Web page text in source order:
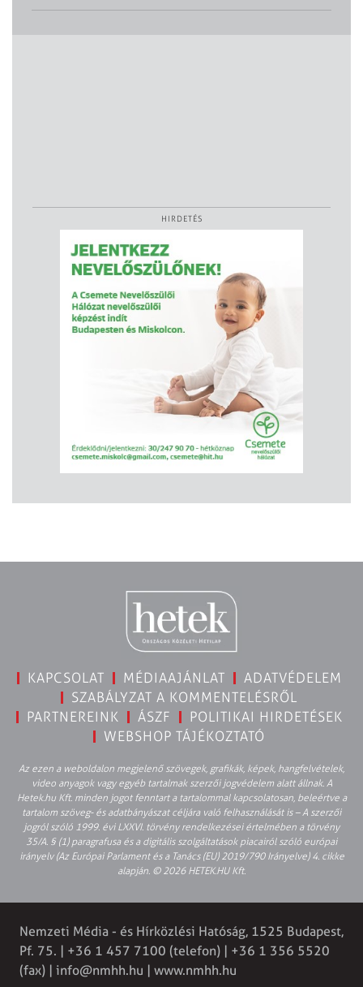
HIRDETÉS
KAPCSOLAT MÉDIAAJÁNLAT
ADATVÉDELEM
SZABÁLYZAT A KOMMENTELÉSRŐL
PARTNEREINK
ÁSZF
POLITIKAI HIRDETÉSEK
WEBSHOP TÁJÉKOZTATÓ
Az ezen a weboldalon megjelenő szövegek, grafikák, képek, hangfelvételek,
video anyagok vagy egyéb tartalmak szerzői jogvédelem alatt állnak. A
Hetek.hu Kft. minden jogot fenntart a tartalommal kapcsolatosan, beleértve a
tartalom szöveg- és adatbányászat céljára való felhasználását is – A szerzői
jogról szóló 1999. évi LXXVI. törvény rendelkezései értelmében a törvény
35/A. § (1) paragrafusa és a digitális szolgáltatások piacairól szóló európai
irányelv (Az Európai Parlament és a Tanács (EU) 2019/790 Irányelve) 4. cikke
alapján. © 2026 HETEK.HU Kft.
Nemzeti Média - és Hírközlési Hatóság, 1525 Budapest,
Pf. 75. | +36 1 457 7100 (telefon) | +36 1 356 5520
(fax) | info@nmhh.hu | www.nmhh.hu